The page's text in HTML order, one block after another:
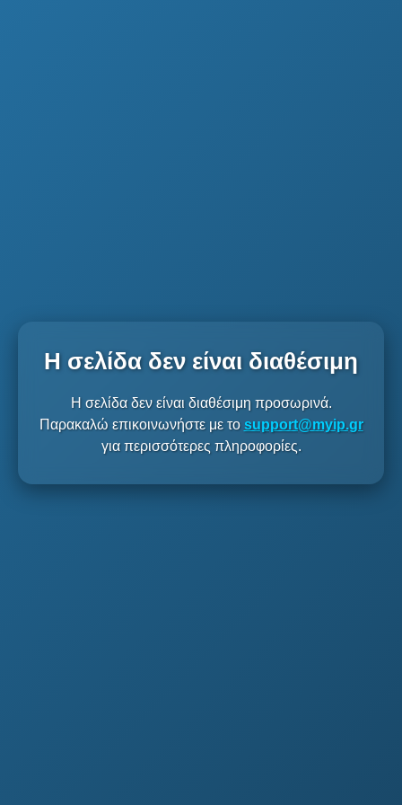
Η σελίδα δεν είναι διαθέσιμη
Η σελίδα δεν είναι διαθέσιμη προσωρινά.
Παρακαλώ επικοινωνήστε με το support@myip.gr
για περισσότερες πληροφορίες.